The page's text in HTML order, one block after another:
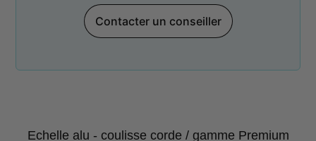
Contacter un conseiller
Echelle alu - coulisse corde / gamme Premium